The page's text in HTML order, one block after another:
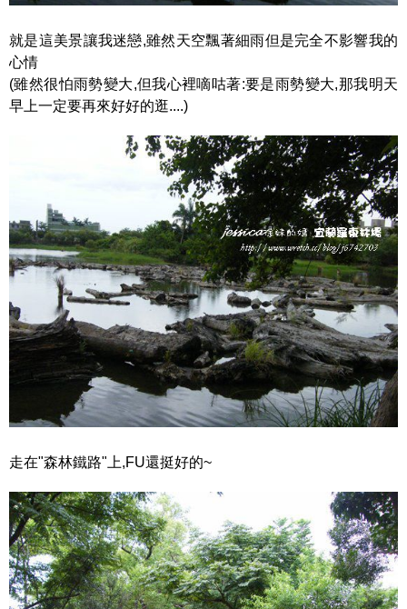
就是這美景讓我迷戀,雖然天空飄著細雨但是完全不影響我的
心情
(雖然很怕雨勢變大,但我心裡嘀咕著:要是雨勢變大,那我明天
早上一定要再來好好的逛....)
走在"森林鐵路"上,FU還挺好的~